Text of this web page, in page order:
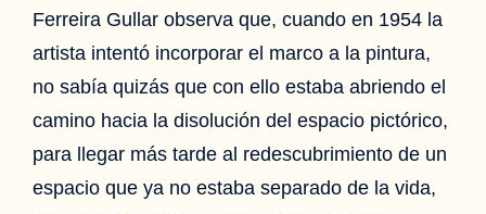
Ferreira Gullar observa que, cuando en 1954 la
artista intentó incorporar el marco a la pintura,
no sabía quizás que con ello estaba abriendo el
camino hacia la disolución del espacio pictórico,
para llegar más tarde al redescubrimiento de un
espacio que ya no estaba separado de la vida,